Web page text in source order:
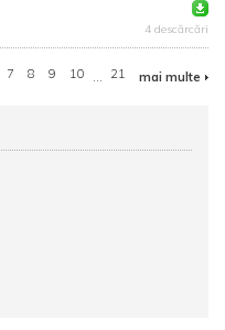
4 descărcări
7 8 9 10 ... 21 mai multe